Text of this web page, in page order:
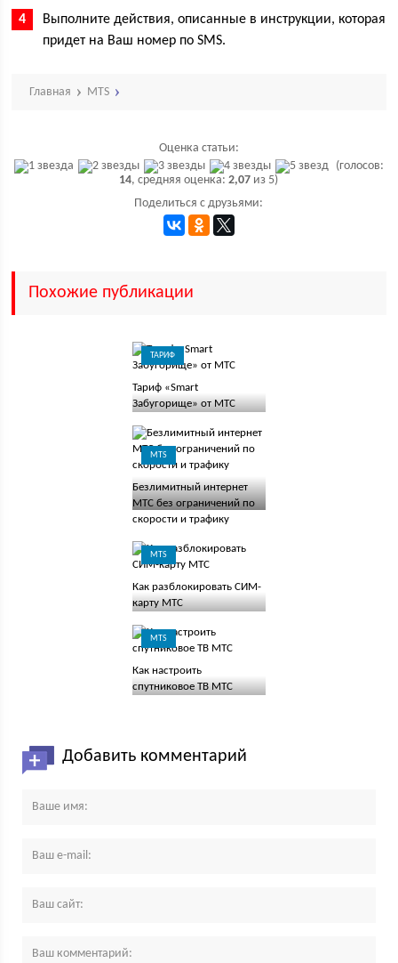
Выполните действия, описанные в инструкции, которая
придет на Ваш номер по SMS.
Главная MTS
Оценка статьи:
(голосов:
14, средняя оценка:2,07 из 5)
Поделиться с друзьями:
Похожие публикации
ТАРИФ
Тариф «Smart
Забугорище» от МТС
MTS
Безлимитный интернет
МТС без ограничений по
скорости и трафику
MTS
Как разблокировать СИМ-
карту МТС
MTS
Как настроить
спутниковое ТВ МТС
Добавить комментарий